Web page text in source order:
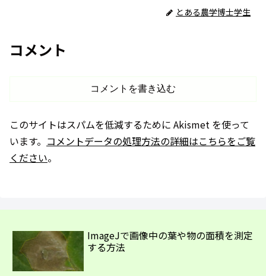
とある農学博士学生
コメント
コメントを書き込む
このサイトはスパムを低減するために Akismet を使って
います。 コメントデータの処理方法の詳細はこちらをご覧
ください。
ImageJで画像中の葉や物の面積を測定
する方法